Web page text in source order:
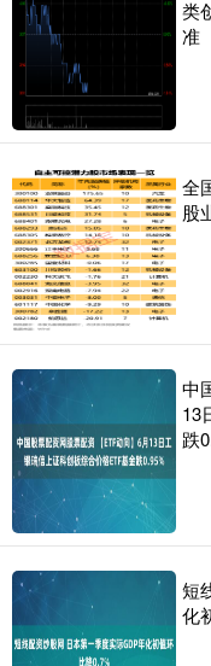
类
准
全
股
中
13
跌
短
化